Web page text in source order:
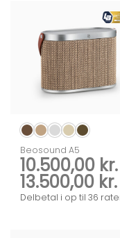
Beosound A5
10.500,00 kr.
13.500,00 kr.
Delbetal i op til 36